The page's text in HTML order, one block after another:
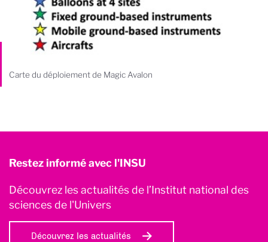
Carte du déploiement de Magic Avalon
Restez informé avec l'INSU
Découvrez les actualités de l’Institut national des
sciences de l'Univers
Découvrez les actualités